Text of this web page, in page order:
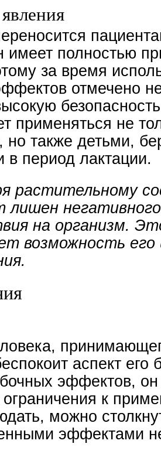
полностью
за время
отмечено
применяться не
но также детьми,
период лактации.
растительному
лишен негативного
на организм.
возможность его
аспект его
эффектов, он
ограничения к
можно
эффектами